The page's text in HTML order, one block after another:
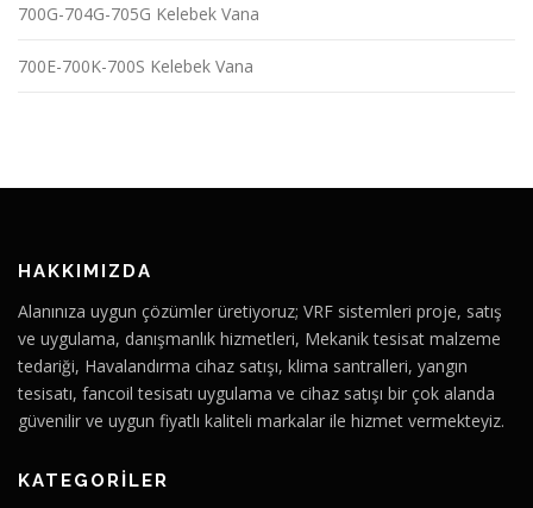
700G-704G-705G Kelebek Vana
700E-700K-700S Kelebek Vana
HAKKIMIZDA
Alanınıza uygun çözümler üretiyoruz; VRF sistemleri proje, satış
ve uygulama, danışmanlık hizmetleri, Mekanik tesisat malzeme
tedariği, Havalandırma cihaz satışı, klima santralleri, yangın
tesisatı, fancoil tesisatı uygulama ve cihaz satışı bir çok alanda
güvenilir ve uygun fiyatlı kaliteli markalar ile hizmet vermekteyiz.
KATEGORILER